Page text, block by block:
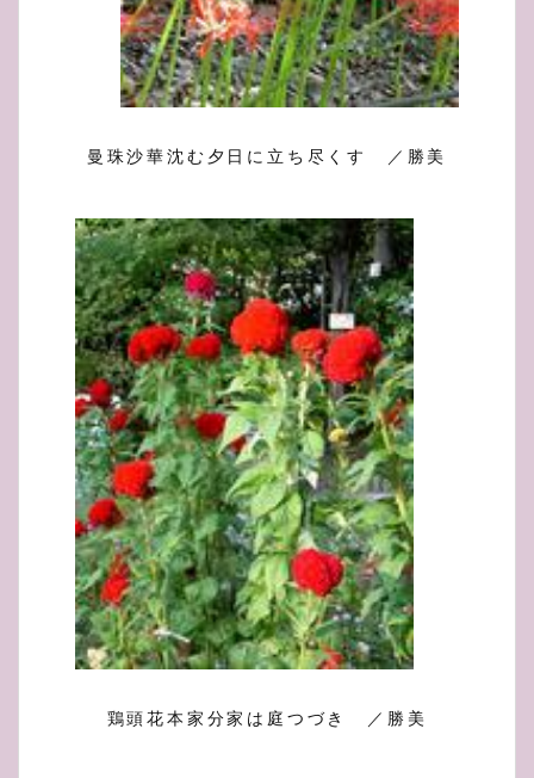
曼珠沙華沈む夕日に立ち尽くす ／勝美
鶏頭花本家分家は庭つづき ／勝美